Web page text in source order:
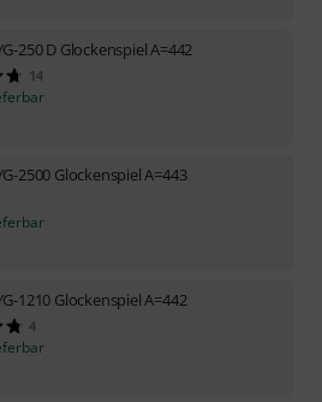
250 D Glockenspiel A=442
14
2500 Glockenspiel A=443
1210 Glockenspiel A=442
4